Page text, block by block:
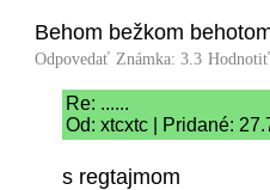
Behom bežkom
Odpovedať Známka: 3.3
Re: ......
Od: xtcxtc | Pridané:
s regtajmom